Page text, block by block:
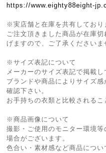
https://www.eighty88eight-
※実店舗と在庫を共有しており
ご注文頂きました商品が在庫
げますので、ご了承くださいま
※サイズ表記について
メーカーのサイズ表記で掲載し
ブランドや商品によりサイズ
確認下さい。
お手持ちの衣類と比較されるこ
※商品画像について
撮影・ご使用のモニター環境
場合がございます。
色合い・素材感など商品につ